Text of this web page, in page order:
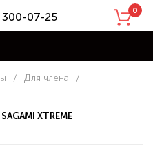
300-07-25 0
/ Для члена
/
XTREME